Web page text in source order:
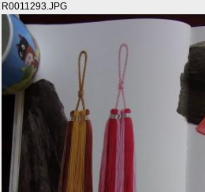
R0011293.JPG